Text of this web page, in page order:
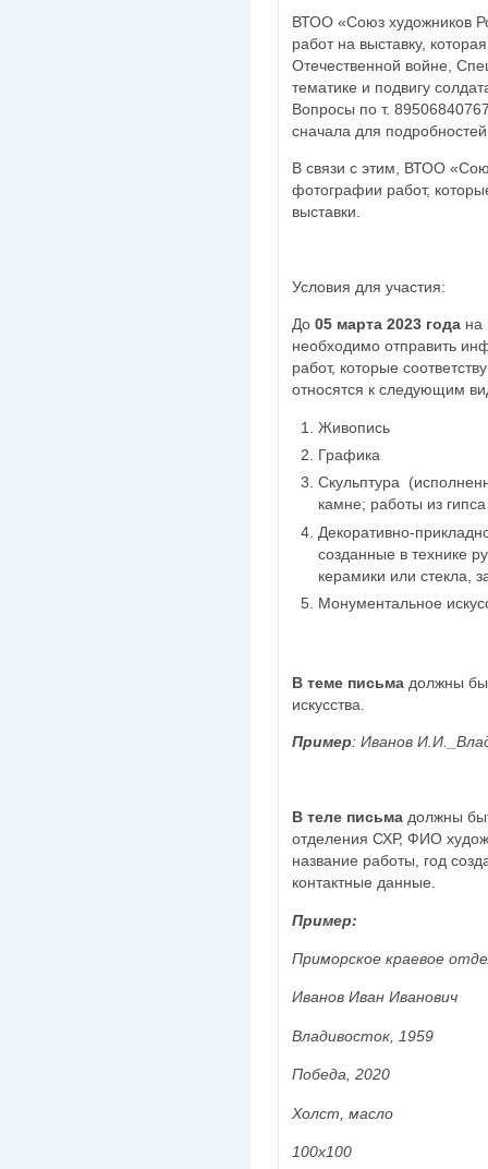
ВТОО «Союз художников
работ на выставку,
Отечественной войне,
тематике и подвигу
Вопросы по т.
сначала для
В связи с этим, ВТОО
фотографии работ,
выставки.
Условия для участия:
До 05 марта 2023 года на
необходимо отправить
работ, которые
относятся к следующим
Живопись
Графика
Скульптура
камне; работы из
Декоративно-
созданные в технике
керамики или стекла,
Монументальное
В теме письма должны
искусства.
Пример: Иванов
В теле письма должны
отделения СХР, ФИО
название работы, год
контактные данные.
Пример:
Приморское краевое
Иванов Иван Иванович
Владивосток, 1959
Победа, 2020
Холст, масло
100х100